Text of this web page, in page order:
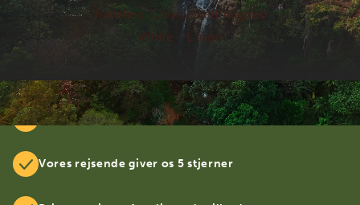
Enestående service og hurtig responstid
Vores rejsende giver os 5 stjerner